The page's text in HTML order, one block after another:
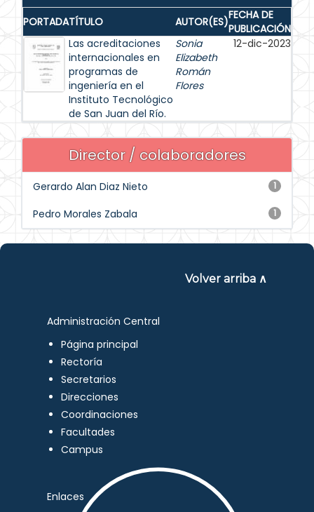
PORTADATÍTULO AUTOR(ES)FECHA DE
PUBLICACIÓN
Las acreditaciones
internacionales en
programas de
ingeniería en el
Instituto Tecnológico
de San Juan del Río.
Sonia
Elizabeth
Román
Flores
12-dic-2023
Director / colaboradores
1
Gerardo Alan Diaz Nieto
1
Pedro Morales Zabala
Volver arriba ∧
Administración Central
Página principal
Rectoría
Secretarios
Direcciones
Coordinaciones
Facultades
Campus
Enlaces